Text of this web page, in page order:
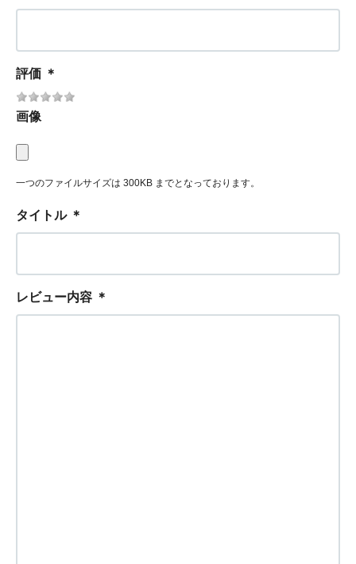
評価 ＊
画像
一つのファイルサイズは 300KB までとなっております。
タイトル ＊
レビュー内容 ＊